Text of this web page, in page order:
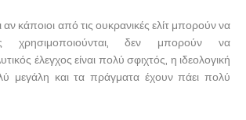
κάποιοι από τις ουκρανικές ελίτ μπορούν να
χρησιμοποιούνται, δεν μπορούν να
έλεγχος είναι πολύ σφιχτός, η ιδεολογική
μεγάλη και τα πράγματα έχουν πάει πολύ